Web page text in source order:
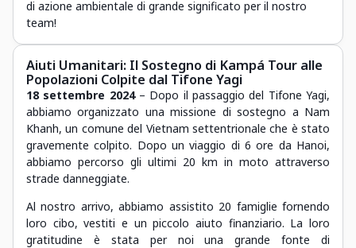
di azione ambientale di grande significato per il nostro
team!
Aiuti Umanitari: Il Sostegno di Kampá Tour alle
Popolazioni Colpite dal Tifone Yagi
18 settembre 2024 – Dopo il passaggio del Tifone Yagi,
abbiamo organizzato una missione di sostegno a Nam
Khanh, un comune del Vietnam settentrionale che è stato
gravemente colpito. Dopo un viaggio di 6 ore da Hanoi,
abbiamo percorso gli ultimi 20 km in moto attraverso
strade danneggiate.
Al nostro arrivo, abbiamo assistito 20 famiglie fornendo
loro cibo, vestiti e un piccolo aiuto finanziario. La loro
gratitudine è stata per noi una grande fonte di